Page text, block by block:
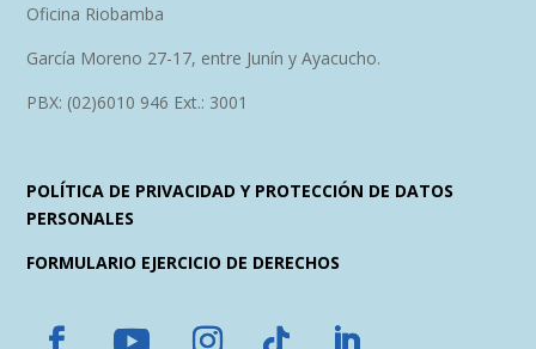
Oficina Riobamba
García Moreno 27-17, entre Junín y Ayacucho.
PBX: (02)6010 946 Ext.: 3001
POLÍTICA DE PRIVACIDAD Y PROTECCIÓN DE DATOS
PERSONALES
FORMULARIO EJERCICIO DE DERECHOS